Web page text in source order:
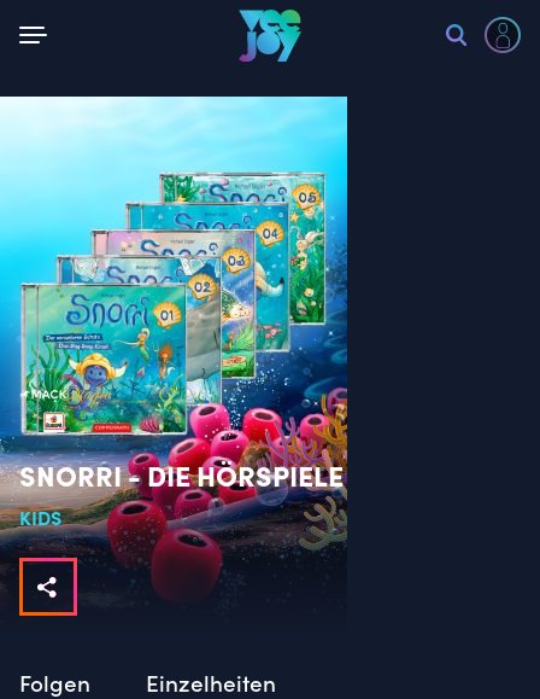
SNORRI - DIE HÖRSPIELE
KIDS
Folgen Einzelheiten